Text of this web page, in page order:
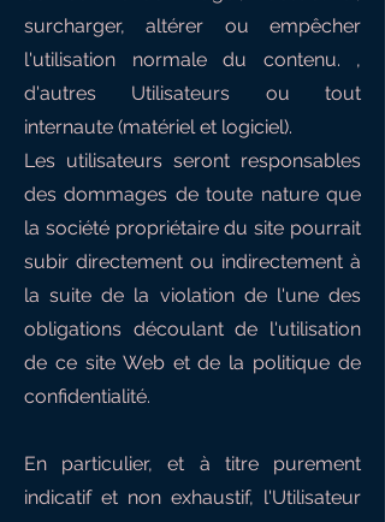
surcharger, altérer ou empêcher
l'utilisation normale du contenu. ,
d'autres Utilisateurs ou tout
internaute (matériel et logiciel).
Les utilisateurs seront responsables
des dommages de toute nature que
la société propriétaire du site pourrait
subir directement ou indirectement à
la suite de la violation de l'une des
obligations découlant de l'utilisation
de ce site Web et de la politique de
confidentialité.
En particulier, et à titre purement
indicatif et non exhaustif, l'Utilisateur